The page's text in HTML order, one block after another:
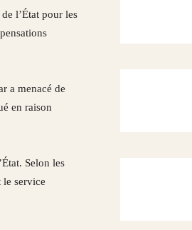
l’État pour les
a menacé de
en raison
Selon les
le service